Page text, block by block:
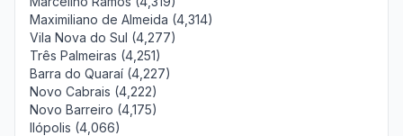
Maximiliano de Almeida (4,314)
Vila Nova do Sul (4,277)
Três Palmeiras (4,251)
Barra do Quaraí (4,227)
Novo Cabrais (4,222)
Novo Barreiro (4,175)
Ilópolis (4,066)